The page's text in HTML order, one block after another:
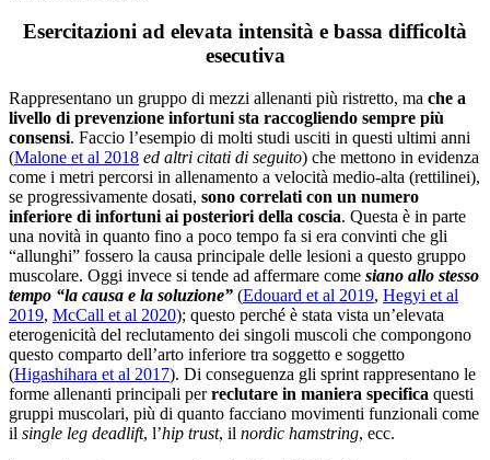
Esercitazioni ad elevata intensità e bassa difficoltà
esecutiva
Rappresentano un gruppo di mezzi allenanti più ristretto, ma che a
livello di prevenzione infortuni sta raccogliendo sempre più
consensi. Faccio l’esempio di molti studi usciti in questi ultimi anni
(Malone et al 2018 ed altri citati di seguito) che mettono in evidenza
come i metri percorsi in allenamento a velocità medio-alta (rettilinei),
se progressivamente dosati, sono correlati con un numero
inferiore di infortuni ai posteriori della coscia. Questa è in parte
una novità in quanto fino a poco tempo fa si era convinti che gli
“allunghi” fossero la causa principale delle lesioni a questo gruppo
muscolare. Oggi invece si tende ad affermare come siano allo stesso
tempo “la causa e la soluzione” (Edouard et al 2019, Hegyi et al
2019, McCall et al 2020); questo perché è stata vista un’elevata
eterogenicità del reclutamento dei singoli muscoli che compongono
questo comparto dell’arto inferiore tra soggetto e soggetto
(Higashihara et al 2017). Di conseguenza gli sprint rappresentano le
forme allenanti principali perreclutare in maniera specifica questi
gruppi muscolari, più di quanto facciano movimenti funzionali come
il single leg deadlift, l’hip trust, il nordic hamstring, ecc.